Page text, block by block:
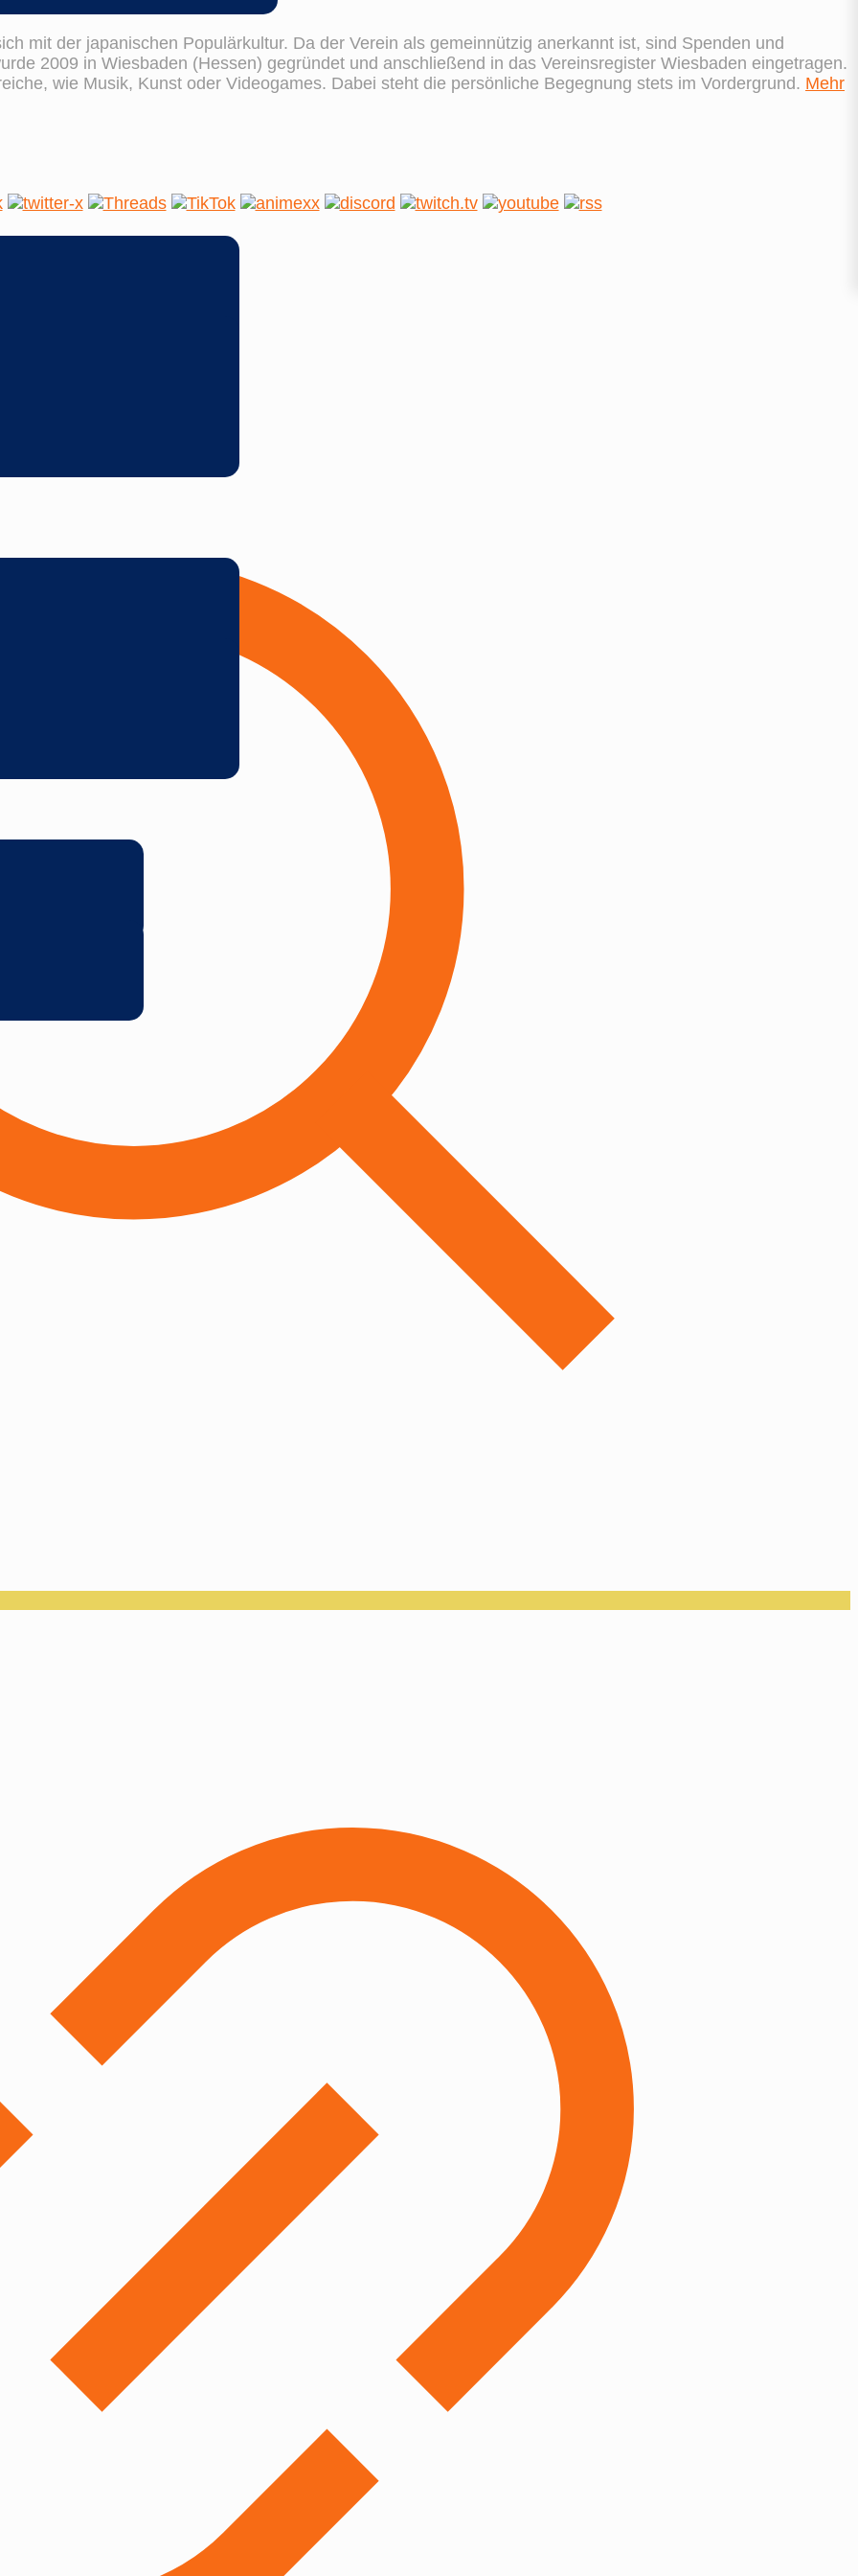
mit der japanischen Populärkultur. Da der Verein als gemeinnützig anerkannt ist, sind Spenden und
2009 in Wiesbaden (Hessen) gegründet und anschließend in das Vereinsregister Wiesbaden eingetragen.
wie Musik, Kunst oder Videogames. Dabei steht die persönliche Begegnung stets im Vordergrund. Mehr